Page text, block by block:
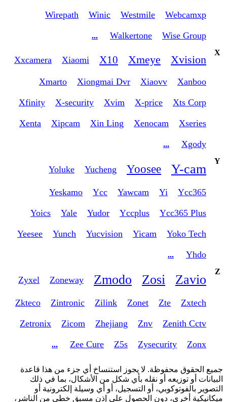
Webcamxp
Westmile
Winic
Wirepath
Wise Group
Walkertone
...
X
Xvision
Xmeye
X10
Xiaomi
Xxcamera
Xanboo
Xiaovv
Xiongmai Dvr
Xmarto
Xts Corp
X-price
Xvim
X-security
Xfinity
Xseries
Xenocam
Xin Ling
Xipcam
Xenta
Xgody
...
Y
Y-cam
Yoosee
Yucheng
Yoluke
Ycc365
Yi
Yawcam
Ycc
Yeskamo
Ycc365 Plus
Yccplus
Yudor
Yale
Yoics
Yoko Tech
Yicam
Yucvision
Yunch
Yeesee
Yhdo
...
Z
Zavio
Zosi
Zmodo
Zoneway
Zyxel
Zxtech
Zte
Zonet
Zilink
Zintronic
Zkteco
Zenith Cctv
Znv
Zhejiang
Zicom
Zetronix
Zonx
Zysecurity
Z5s
Zee Cure
...
جميع الحقوق محفوظة. لا يجوز استنساخ أي جزء من هذا قاعدة
البيانات أو توزيعه أو نقله بأي شكل من الأشكال، بما في ذلك
التصوير بالفوتوكوبي، أو التسجيل، أو أي وسيلة إلكترونية أو
ميكانيكية أخرى، دون الحصول على إذن مسبق خطي من الناشر،